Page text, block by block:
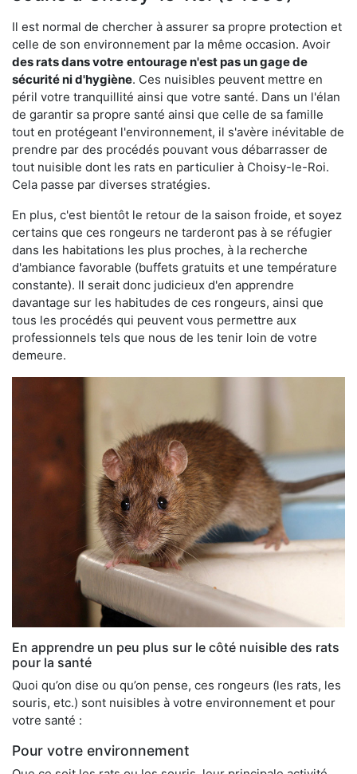
Il est normal de chercher à assurer sa propre protection et
celle de son environnement par la même occasion. Avoir
des rats dans votre entourage n'est pas un gage de
sécurité ni d'hygiène. Ces nuisibles peuvent mettre en
péril votre tranquillité ainsi que votre santé. Dans un l'élan
de garantir sa propre santé ainsi que celle de sa famille
tout en protégeant l'environnement, il s'avère inévitable de
prendre par des procédés pouvant vous débarrasser de
tout nuisible dont les rats en particulier à Choisy-le-Roi.
Cela passe par diverses stratégies.
En plus, c'est bientôt le retour de la saison froide, et soyez
certains que ces rongeurs ne tarderont pas à se réfugier
dans les habitations les plus proches, à la recherche
d'ambiance favorable (buffets gratuits et une température
constante). Il serait donc judicieux d'en apprendre
davantage sur les habitudes de ces rongeurs, ainsi que
tous les procédés qui peuvent vous permettre aux
professionnels tels que nous de les tenir loin de votre
demeure.
En apprendre un peu plus sur le côté nuisible des rats
pour la santé
Quoi qu’on dise ou qu’on pense, ces rongeurs (les rats, les
souris, etc.) sont nuisibles à votre environnement et pour
votre santé :
Pour votre environnement